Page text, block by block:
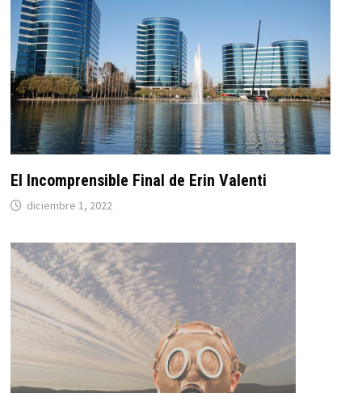
El Incomprensible Final de Erin Valenti
diciembre 1, 2022